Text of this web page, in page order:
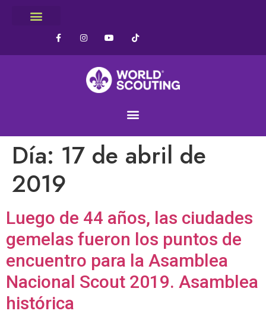
Día: 17 de abril de
2019
Luego de 44 años, las ciudades
gemelas fueron los puntos de
encuentro para la Asamblea
Nacional Scout 2019. Asamblea
histórica